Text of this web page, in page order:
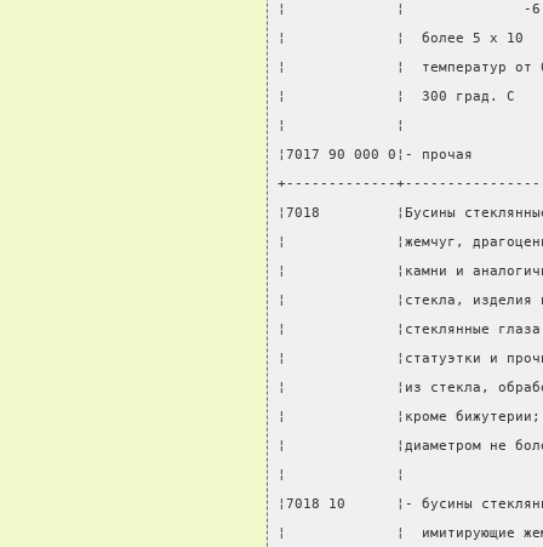
¦             ¦              -
¦             ¦  более 5 x 10
¦             ¦  температур
¦             ¦  300 град.
¦             ¦
¦7017 90 000 0¦-
+-------------
¦7018         ¦Бусины
¦             ¦жемчуг,
¦             ¦камни и
¦             ¦стекла, изделия
¦             ¦стеклянные
¦             ¦статуэтки и
¦             ¦из стекла,
¦             ¦кроме
¦             ¦диаметром не
¦             ¦
¦7018 10      ¦- бусины
¦             ¦  имитирующие